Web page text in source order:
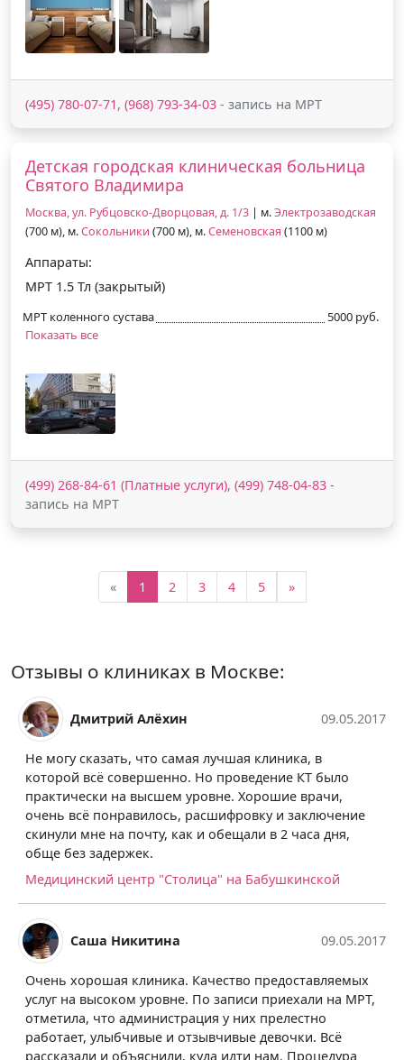
(495) 780-07-71, (968) 793-34-03 - запись на МРТ
Детская городская клиническая больница
Святого Владимира
Москва, ул. Рубцовско-Дворцовая, д. 1/3 | м.Электрозаводская
(700 м), м.Сокольники (700 м), м.Семеновская (1100 м)
Аппараты:
МРТ 1.5 Тл (закрытый)
МРТ коленного сустава
5000 руб.
Показать все
(499) 268-84-61 (Платные услуги), (499) 748-04-83 -
запись на МРТ
« 1 2 3 4 5 »
Отзывы о клиниках в Москве:
Дмитрий Алёхин 09.05.2017
Не могу сказать, что самая лучшая клиника, в
которой всё совершенно. Но проведение КТ было
практически на высшем уровне. Хорошие врачи,
очень всё понравилось, расшифровку и заключение
скинули мне на почту, как и обещали в 2 часа дня,
обще без задержек.
Медицинский центр "Столица" на Бабушкинской
Саша Никитина 09.05.2017
Очень хорошая клиника. Качество предоставляемых
услуг на высоком уровне. По записи приехали на МРТ,
отметила, что администрация у них прелестно
работает, улыбчивые и отзывчивые девочки. Всё
рассказали и объяснили, куда идти нам. Процедура